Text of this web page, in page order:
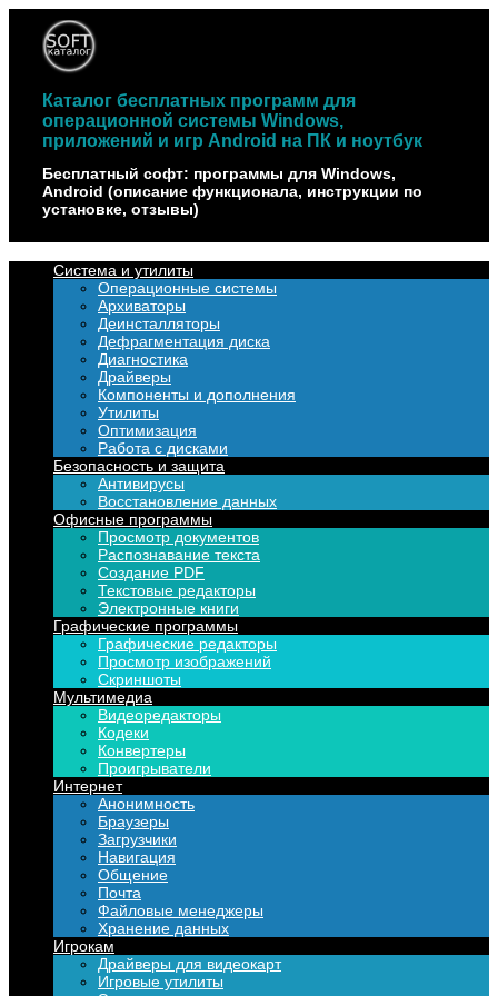
Наверх
Каталог бесплатных программ для
операционной системы Windows,
приложений и игр Android на ПК и ноутбук
Бесплатный софт: программы для Windows,
Android (описание функционала, инструкции по
установке, отзывы)
Система и утилиты
Операционные системы
Архиваторы
Деинсталляторы
Дефрагментация диска
Диагностика
Драйверы
Компоненты и дополнения
Утилиты
Оптимизация
Работа с дисками
Безопасность и защита
Антивирусы
Восстановление данных
Офисные программы
Просмотр документов
Распознавание текста
Создание PDF
Текстовые редакторы
Электронные книги
Графические программы
Графические редакторы
Просмотр изображений
Скриншоты
Мультимедиа
Видеоредакторы
Кодеки
Конвертеры
Проигрыватели
Интернет
Анонимность
Браузеры
Загрузчики
Навигация
Общение
Почта
Файловые менеджеры
Хранение данных
Игрокам
Драйверы для видеокарт
Игровые утилиты